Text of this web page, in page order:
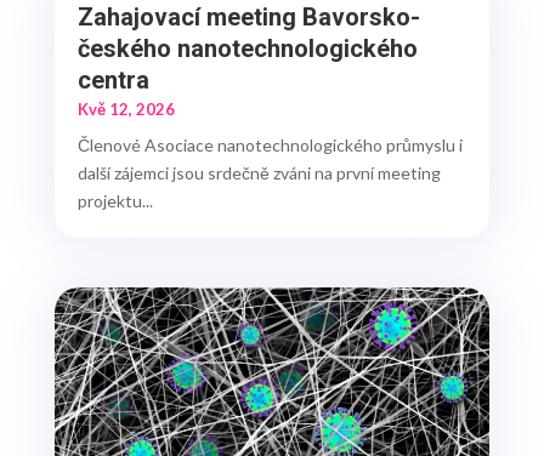
Zahajovací meeting Bavorsko-
českého nanotechnologického
centra
Kvě 12, 2026
Členové Asociace nanotechnologického průmyslu i
další zájemci jsou srdečně zváni na první meeting
projektu...